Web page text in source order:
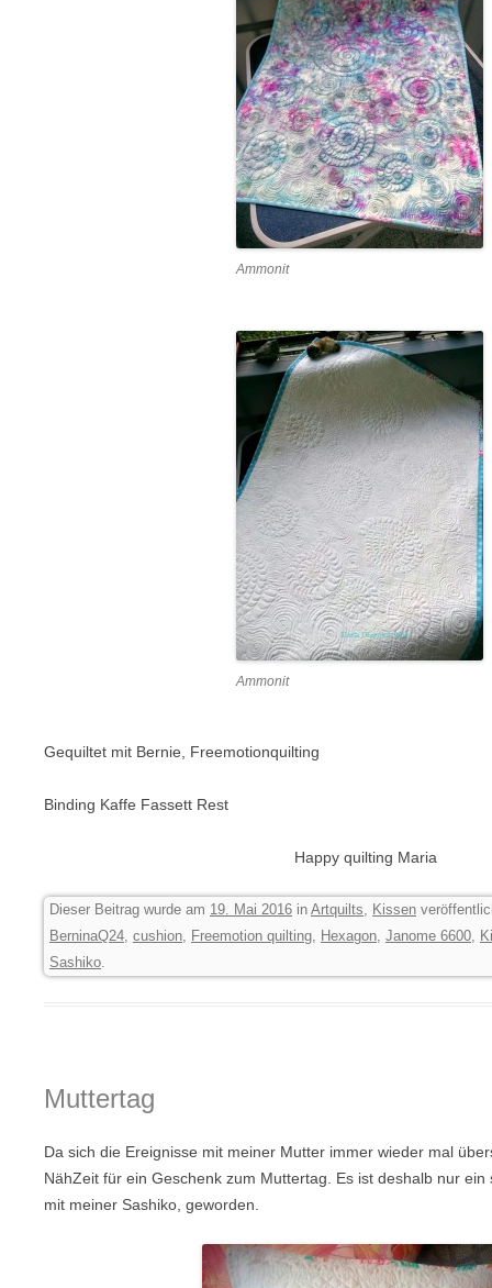
Ammonit
Ammonit
Gequiltet mit Bernie, Freemotionquilting
Binding Kaffe Fassett Rest
Happy quilting Maria
Dieser Beitrag wurde am 19. Mai 2016 in Artquilts, Kissen
BerninaQ24, cushion, Freemotion quilting, Hexagon, Janome 6600,
Sashiko.
Muttertag
Da sich die Ereignisse mit meiner Mutter immer wieder mal
NähZeit für ein Geschenk zum Muttertag. Es ist deshalb nur ein
mit meiner Sashiko, geworden.